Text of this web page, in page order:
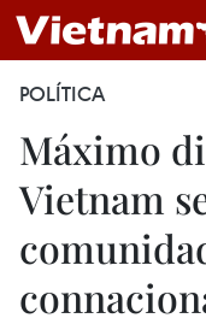
POLÍTICA
Máximo
Vietnam